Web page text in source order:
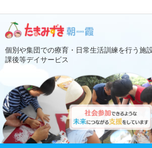
個別や集団での療育・日常生活訓練を行う施
課後等デイサービス